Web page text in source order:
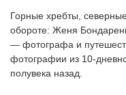
Горные хребты,
обороте: Женя
— фотографа и
фотографии из 10-
полувека назад.